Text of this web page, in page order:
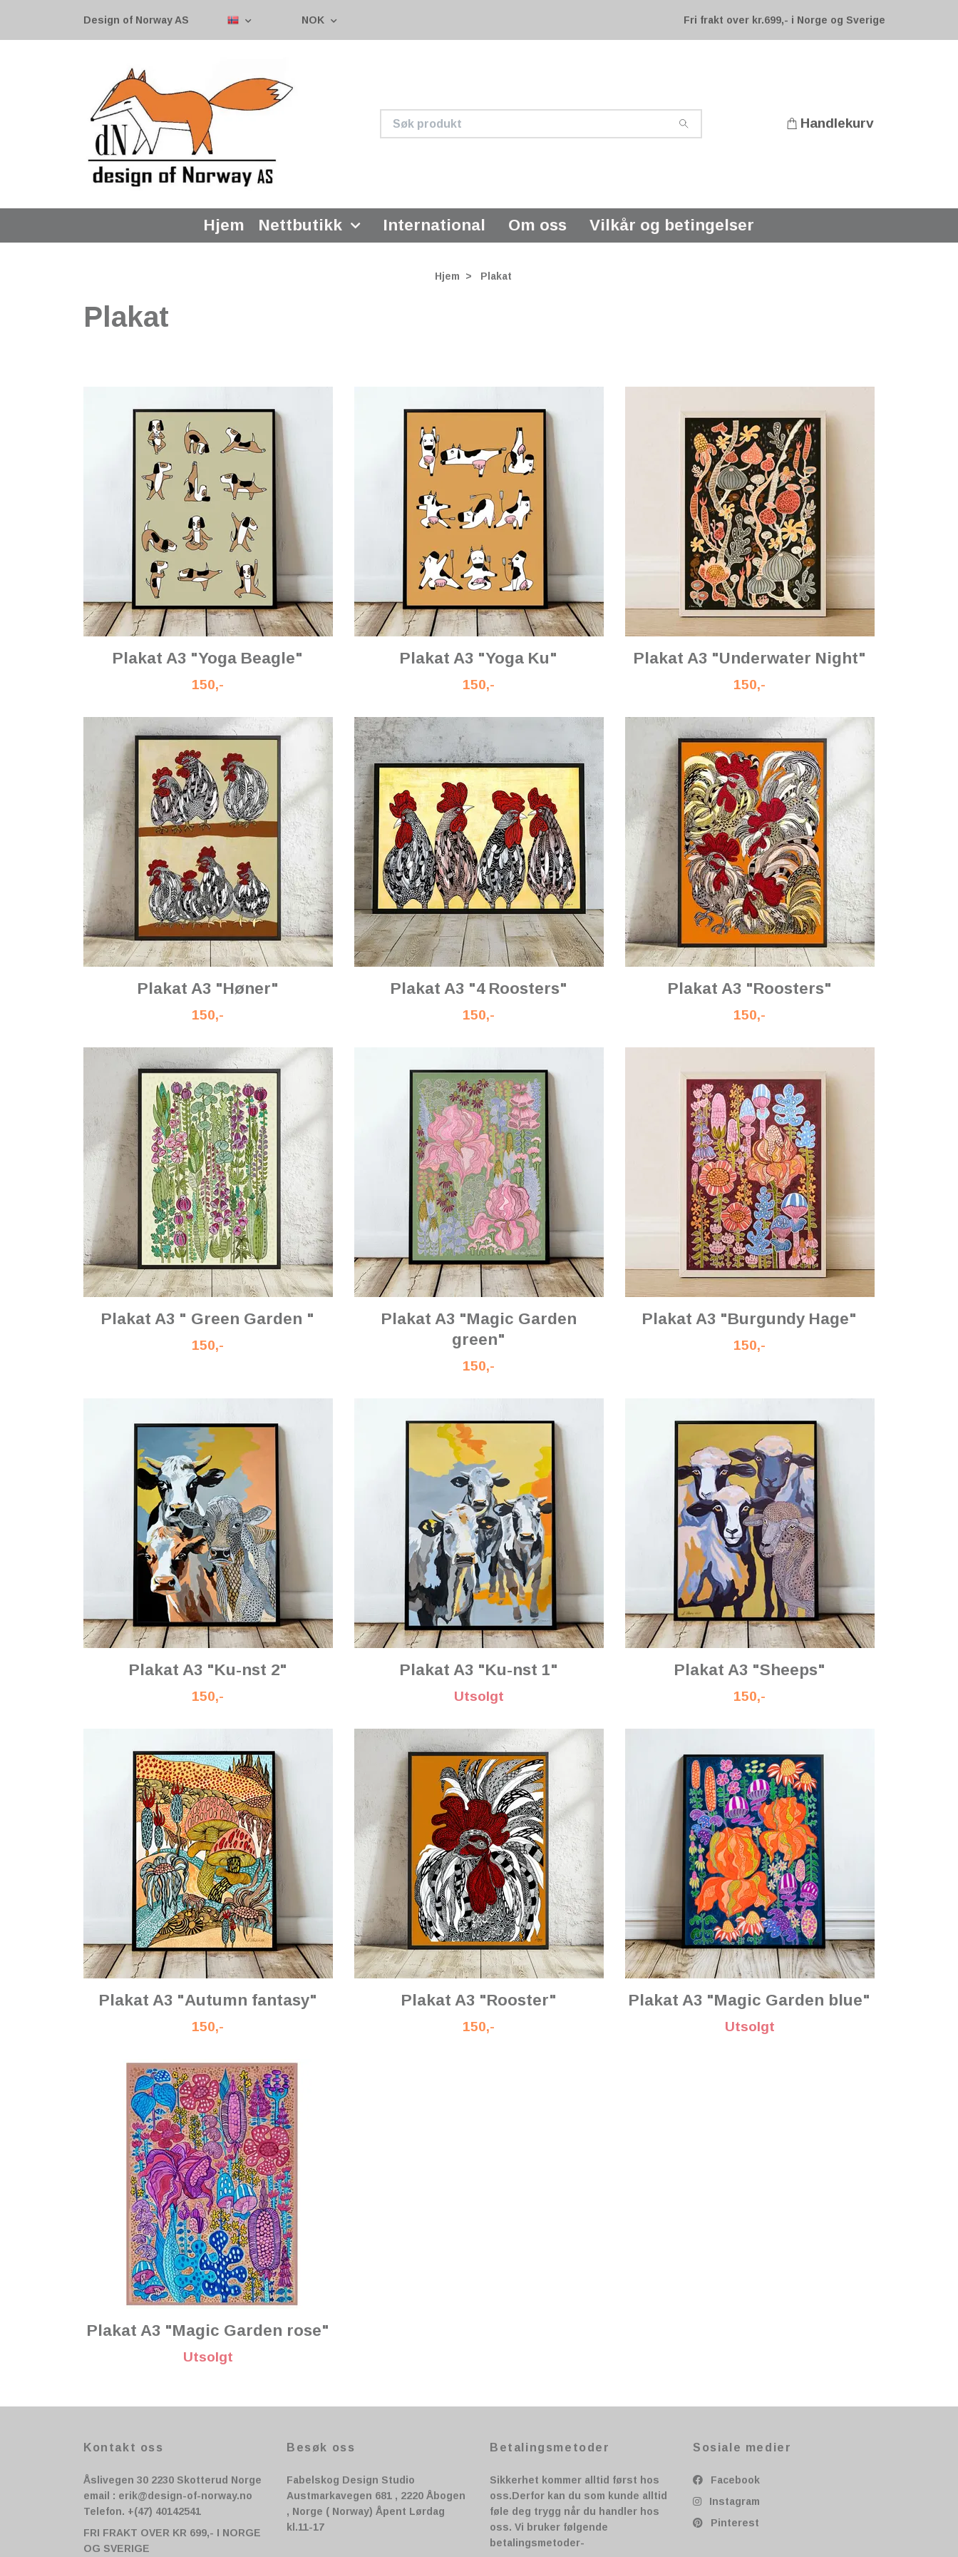
Design of Norway AS NOK Fri frakt over kr.699,- i Norge og Sverige
Handlekurv
Hjem Nettbutikk International Om oss Vilkår og betingelser
Hjem Plakat
Plakat
Plakat A3 "Yoga Beagle"
150,-
Plakat A3 "Yoga Ku"
150,-
Plakat A3 "Underwater Night"
150,-
Plakat A3 "Høner"
150,-
Plakat A3 "4 Roosters"
150,-
Plakat A3 "Roosters"
150,-
Plakat A3 " Green Garden "
150,-
Plakat A3 "Magic Garden
green"
150,-
Plakat A3 "Burgundy Hage"
150,-
Plakat A3 "Ku-nst 2"
150,-
Plakat A3 "Ku-nst 1"
Utsolgt
Plakat A3 "Sheeps"
150,-
Plakat A3 "Autumn fantasy"
150,-
Plakat A3 "Rooster"
150,-
Plakat A3 "Magic Garden blue"
Utsolgt
Plakat A3 "Magic Garden rose"
Utsolgt
Kontakt oss
Åslivegen 30 2230 Skotterud Norge
email : erik@design-of-norway.no
Telefon. +(47) 40142541
FRI FRAKT OVER KR 699,- I NORGE
OG SVERIGE
Besøk oss
Fabelskog Design Studio
Austmarkavegen 681 , 2220 Åbogen
, Norge ( Norway) Åpent Lørdag
kl.11-17
Betalingsmetoder
Sikkerhet kommer alltid først hos
oss.Derfor kan du som kunde alltid
føle deg trygg når du handler hos
oss. Vi bruker følgende
betalingsmetoder-
Sosiale medier
Facebook
Instagram
Pinterest